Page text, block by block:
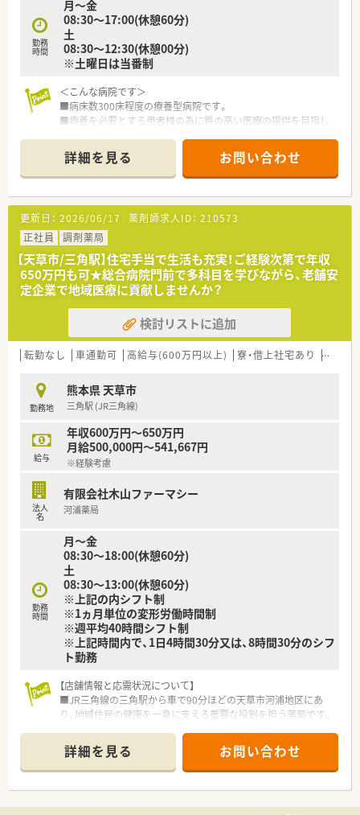
勤務
時間
月～金
08:30～17:00(休憩60分)
土
08:30～12:30(休憩00分)
※土曜日は当番制
＜こんな病院です＞
■病床数300床程度の療養型病院です。
■療養を必要とする患者様の為に質の高い医療の提供を目指し
■開放感あふれる景観で患者様がリラックスできる空間を提供
しています。
■病院の他に福祉施設や介護老人保健施設、居宅介護支援事業所
等の運営も行っています。
＜こんな職場です＞
■調剤・監査・注射セット・院内製剤がメイン業務です。
■常時5名体制で余裕ある人員体制となってます。
■未経験やブランクがある方も、最初は丁寧に指導しますの安心
です。
＜U・Iターン希望の方も歓迎＞
■職員寮・社宅利用の相談が可能です。
■土日休みなので週末に地元や九州に行く事もできます。
■残業はありませんのでライフワークバランスの実現が可能で
詳細を見る お問い合わせ
更新日： 2026/06/17 薬剤師求人ID： 210573
正社員
調剤薬局
【天草市/三角駅】住宅手当で生活も充実！ご経験次第で年収
650万円も可★総合病院門前で多科目を学びながら、老舗安
定企業で地域医療に貢献しませんか？
検討リストに追加
転勤なし 車通勤可 高給与(600万円以上) 寮・借上社宅あり 住宅
勤務地
熊本県 天草市
三角駅 (JR三角線)
給与
年収600万円～650万円
月給500,000円～541,667円
※経験考慮
法人
名
有限会社木山ファーマシー
河浦薬局
勤務
時間
月～金
08:30～18:00(休憩60分)
土
08:30～13:00(休憩60分)
※上記の内シフト制
※1ヵ月単位の変形労働時間制
※週平均40時間シフト制
※上記時間内で、1日4時間30分又は、8時間30分のシフ
ト勤務
【店舗情報と応需状況について】
■JR三角線の三角駅から車で90分ほどの天草市河浦地区にあ
り、地域住民の健康を一身に支える重要な役割を担う薬局です。
応需しており、内科や外科、小児科など多岐にわたる科目を扱い
ます。
■現在は薬剤師2名と事務員5名の体制で運営されており、外来
だけでなく近隣施設への調剤対応も積極的に行っている店舗で
詳細を見る お問い合わせ